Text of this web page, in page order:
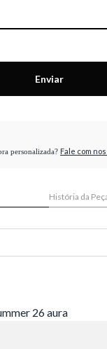
Enviar
personalizada? Fale com
História da